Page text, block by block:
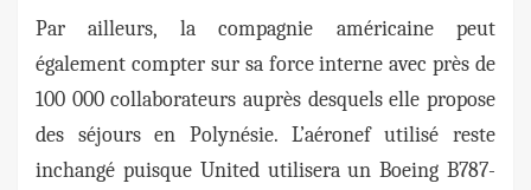
Par ailleurs, la compagnie américaine peut
également compter sur sa force interne avec près de
100 000 collaborateurs auprès desquels elle propose
des séjours en Polynésie. L’aéronef utilisé reste
inchangé puisque United utilisera un Boeing B787-